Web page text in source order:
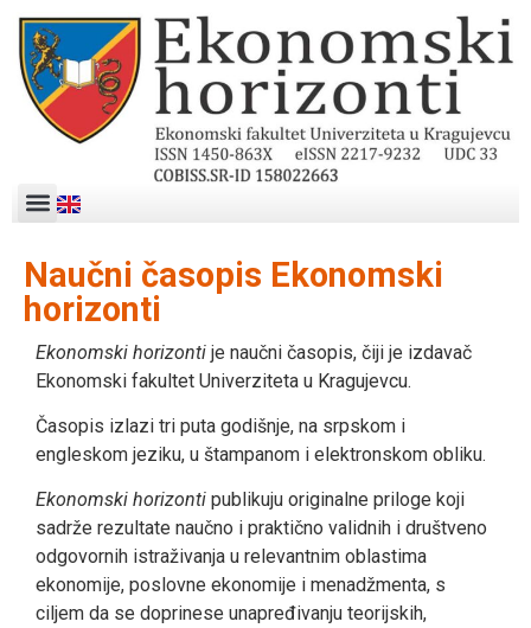
Naučni časopis Ekonomski
horizonti
Ekonomski horizonti je naučni časopis, čiji je izdavač
Ekonomski fakultet Univerziteta u Kragujevcu.
Časopis izlazi tri puta godišnje, na srpskom i
engleskom jeziku, u štampanom i elektronskom obliku.
Ekonomski horizonti publikuju originalne priloge koji
sadrže rezultate naučno i praktično validnih i društveno
odgovornih istraživanja u relevantnim oblastima
ekonomije, poslovne ekonomije i menadžmenta, s
ciljem da se doprinese unapređivanju teorijskih,